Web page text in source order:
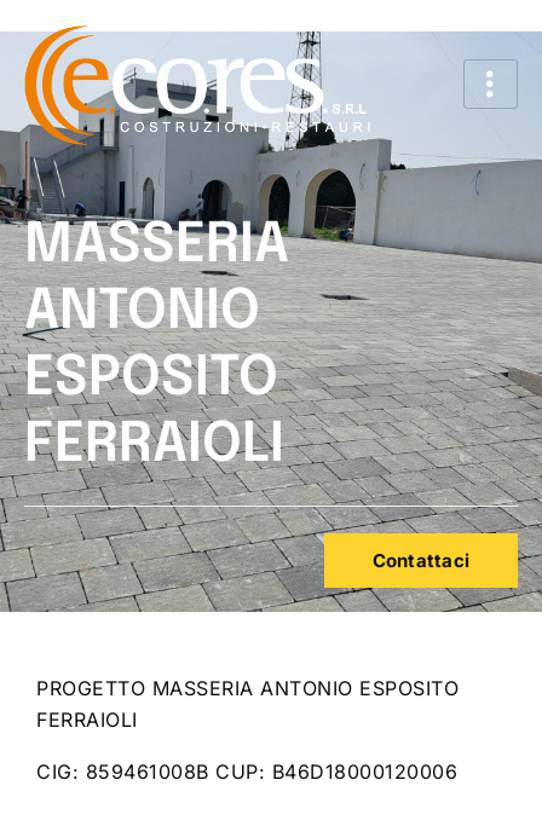
MASSERIA
ANTONIO
ESPOSITO
FERRAIOLI
Contattaci
PROGETTO MASSERIA ANTONIO ESPOSITO
FERRAIOLI
CIG: 859461008B CUP: B46D18000120006